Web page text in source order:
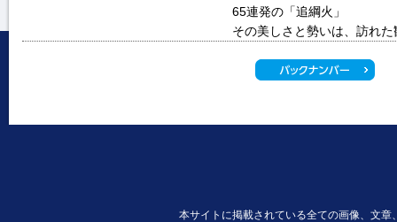
65連発の「追綱火」
その美しさと勢いは、訪れ
本サイトに掲載されている全ての画像、文